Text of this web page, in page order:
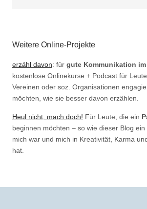
Weitere Online-Projekte
erzähl davon: für gute Kommunikation im
kostenlose Onlinekurse + Podcast für
Vereinen oder soz. Organisationen
möchten, wie sie besser davon erzählen.
Heul nicht, mach doch! Für Leute, die ein
beginnen möchten – so wie dieser Blog
mich war und mich in Kreativität, Karma
hat.